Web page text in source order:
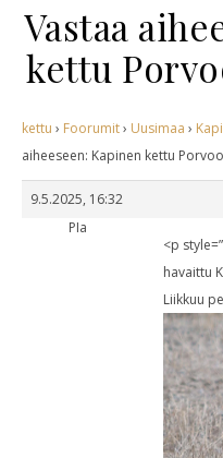
Vastaa
kettu
kettu › Foorumit› Uusimaa ›
aiheeseen: Kapinen kettu
9.5.2025, 16:32
PIa
<p
havaittu
Liikkuu